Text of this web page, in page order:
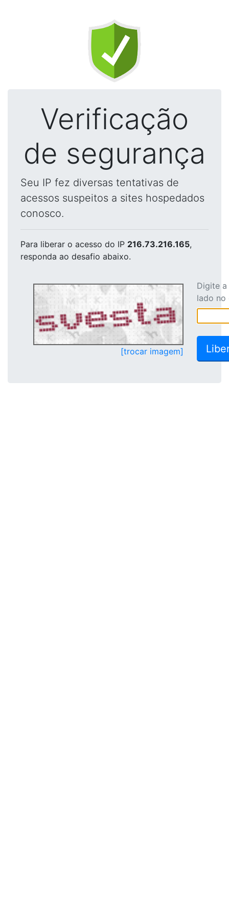
Verificação
de segurança
Seu IP fez diversas tentativas de
acessos suspeitos a sites hospedados
conosco.
Para liberar o acesso do IP 216.73.216.165,
responda ao desafio abaixo.
[trocar imagem]
Digite
lado no